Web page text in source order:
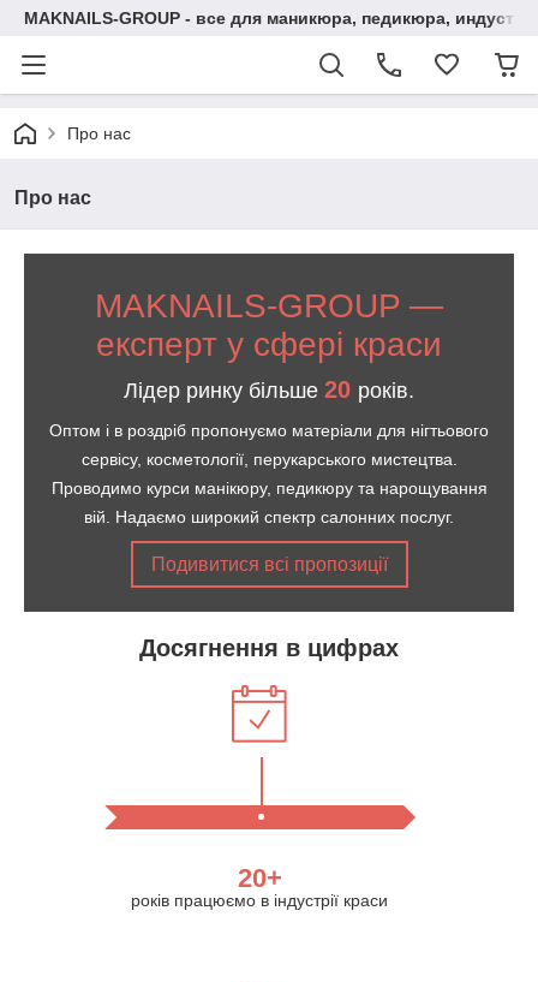
MAKNAILS-GROUP - все для маникюра, педикюра,
Про нас
Про нас
MAKNAILS-GROUP —
експерт у сфері краси
Лідер ринку більше 20 років.
Оптом і в роздріб пропонуємо матеріали для нігтьового
сервісу, косметології, перукарського мистецтва.
Проводимо курси манікюру, педикюру та нарощування
вій. Надаємо широкий спектр салонних послуг.
Подивитися всі пропозиції
Досягнення в цифрах
20+
років працюємо в індустрії краси